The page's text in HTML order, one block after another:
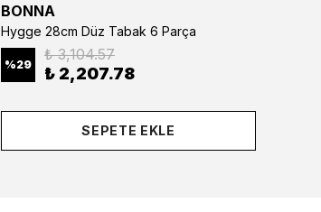
BONNA
Hygge 28cm Düz Tabak 6 Parça
%29
₺ 3,104.57
₺ 2,207.78
SEPETE EKLE